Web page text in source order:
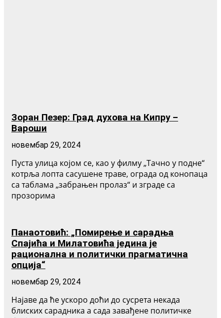
Зоран Пезер: Град духова на Кипру –
Вароши
новембар 29, 2024
Пуста улица којом се, као у филму „Тачно у подне“
котрља лопта сасушене траве, ограда од конопаца
са таблама „забрањен пролаз“ и зграде са
прозорима
Панаотовић: „Помирење и сарадња
Спајића и Милатовића једина је
рационална и политички прагматична
опција“
новембар 29, 2024
Најаве да ће ускоро доћи до сусрета некада
блиских сарадника а сада завађене политичке